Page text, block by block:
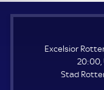
Excelsior
20:00,
Stad